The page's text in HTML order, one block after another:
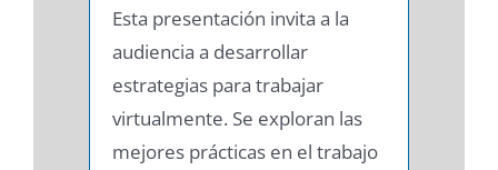
Esta presentación invita a la
audiencia a desarrollar
estrategias para trabajar
virtualmente. Se exploran las
mejores prácticas en el trabajo